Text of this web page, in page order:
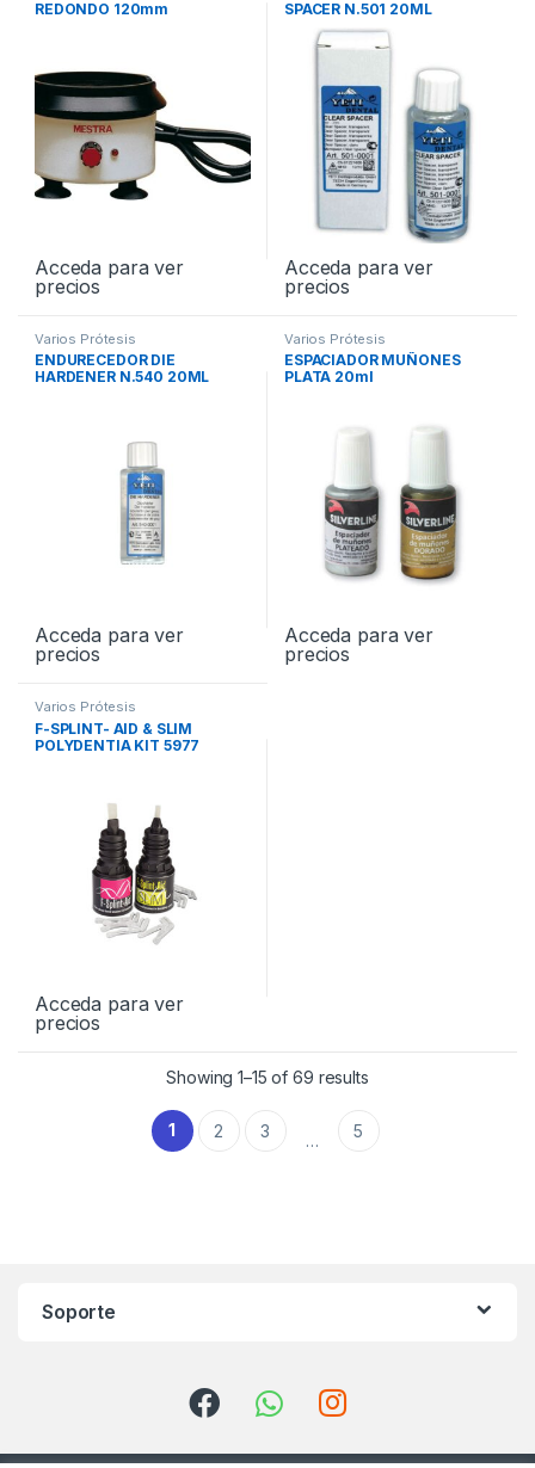
REDONDO 120mm
Acceda para ver
precios
SPACER N.501 20ML
Acceda para ver
precios
Varios Prótesis
ENDURECEDOR DIE
HARDENER N.540 20ML
Acceda para ver
precios
Varios Prótesis
ESPACIADOR MUÑONES
PLATA 20ml
Acceda para ver
precios
Varios Prótesis
F-SPLINT- AID & SLIM
POLYDENTIA KIT 5977
Acceda para ver
precios
Showing 1–15 of 69 results
1 2 3 … 5
Soporte